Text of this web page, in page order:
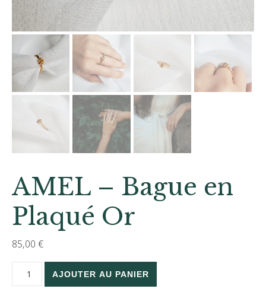
AMEL – Bague en
Plaqué Or
85,00 €
quantité de AMEL - Bague en Plaqué Or
AJOUTER AU PANIER